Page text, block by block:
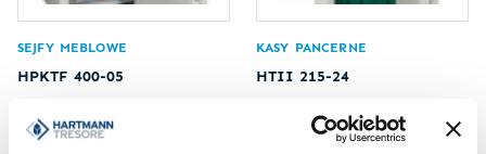
SEJFY MEBLOWE
HPKTF 400-05
KASY PANCERNE
HTII 215-24